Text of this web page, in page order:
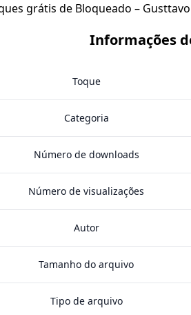
grátis de Bloqueado –
Informações
Toque
Categoria
Número de downloads
Número de visualizações
Autor
Tamanho do arquivo
Tipo de arquivo